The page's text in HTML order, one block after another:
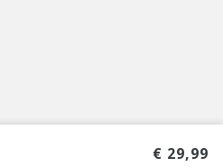
€ 29,99